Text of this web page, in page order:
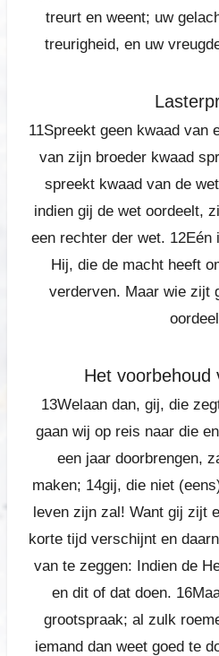
treurt en weent; uw
treurigheid, en uw
11Spreekt geen kwaad van
van zijn broeder kwaad
spreekt kwaad van de
indien gij de wet oordeelt,
een rechter der wet. 12Eén
Hij, die de macht heeft
verderven. Maar wie zijt
Het voorbehoud
13Welaan dan, gij, die
gaan wij op reis naar die
een jaar doorbrengen,
maken; 14gij, die niet
leven zijn zal! Want gij zijt
korte tijd verschijnt en
van te zeggen: Indien de
en dit of dat doen.
grootspraak; al zulk
iemand dan weet goed te